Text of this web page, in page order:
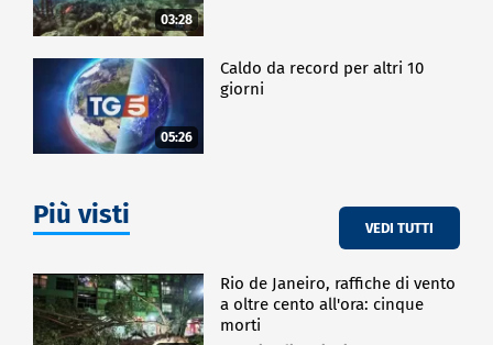
03:28
05:26
Caldo da record per altri 10
giorni
Più visti VEDI TUTTI
Rio de Janeiro, raffiche di vento
a oltre cento all'ora: cinque
morti